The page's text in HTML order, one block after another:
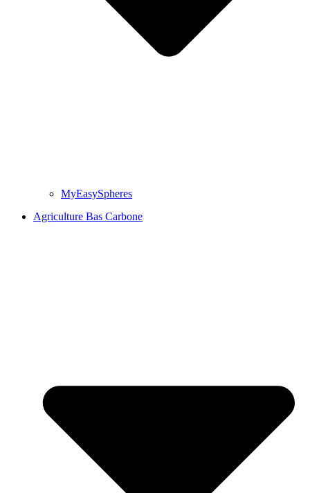
MyEasySpheres
Agriculture Bas Carbone